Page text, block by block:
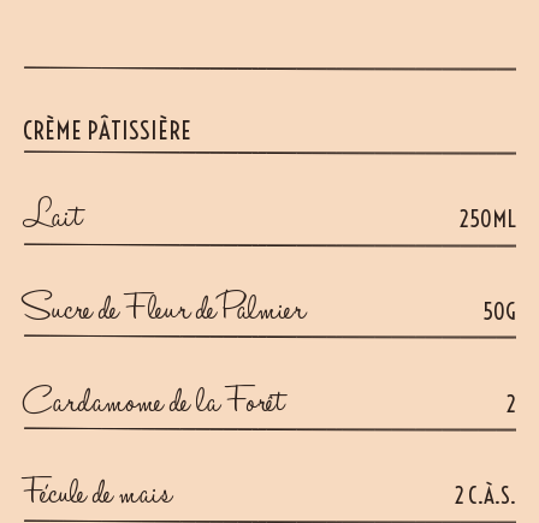
CRÈME PÂTISSIÈRE
Lait 250ML
Sucre de Fleur de Palmier 50G
Cardamome de la Forêt 2
Fécule de mais 2 C.À.S.